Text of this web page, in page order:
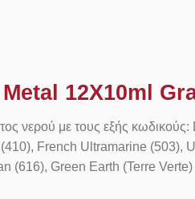
12X10ml
νερού με τους εξής
French Ultramarine (503),
(616), Green Earth (Terre